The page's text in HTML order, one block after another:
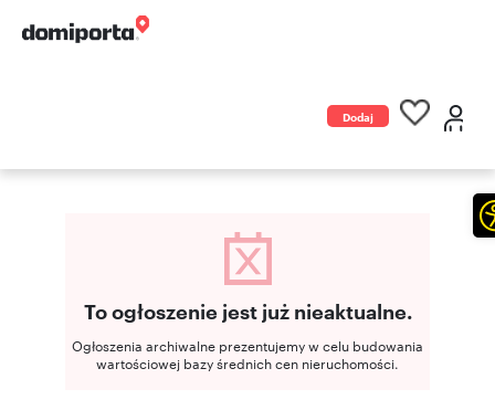
Dodaj
To ogłoszenie jest już nieaktualne.
Ogłoszenia archiwalne prezentujemy w celu budowania
wartościowej bazy średnich cen nieruchomości.